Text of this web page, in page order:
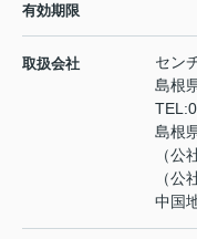
有効期限
取扱会社
セン
島根
TEL:
島根
（
（公
中国